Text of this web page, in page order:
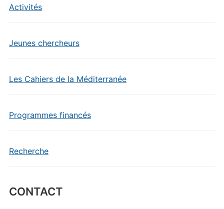
Activités
Jeunes chercheurs
Les Cahiers de la Méditerranée
Programmes financés
Recherche
CONTACT